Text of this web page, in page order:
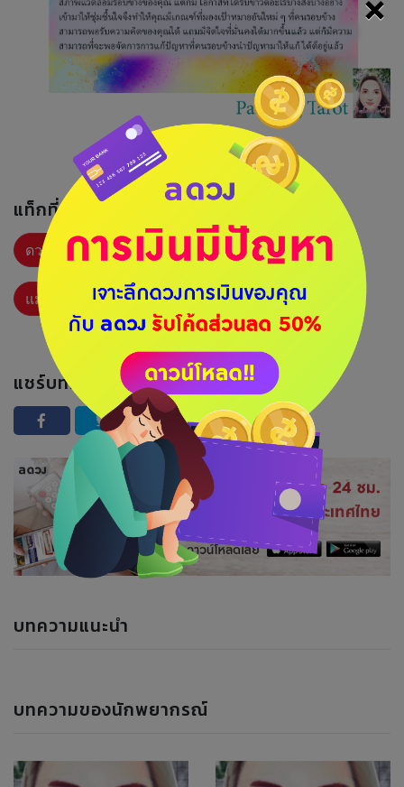
แท็กที่เกี่ยวข้อง :
ดวงรายสัปดาห์ ดวง ดวงทั่วไป
แม่หมอภัสคุง
แชร์บทความนี้ :
บทความแนะนำ
บทความของนักพยากรณ์